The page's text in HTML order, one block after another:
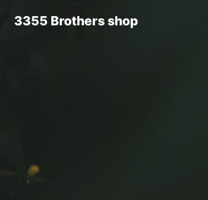
3355 Brothers shop